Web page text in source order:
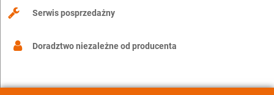
Serwis posprzedażny
Doradztwo niezależne od producenta